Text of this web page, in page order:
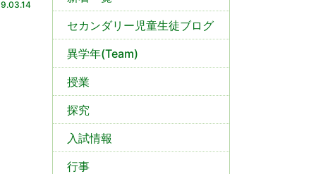
セカンダリー児童生徒ブログ
異学年(Team)
授業
探究
入試情報
行事